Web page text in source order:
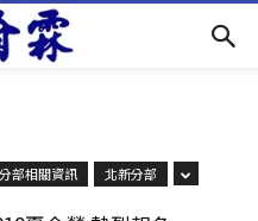
分部相關資訊 北新分部